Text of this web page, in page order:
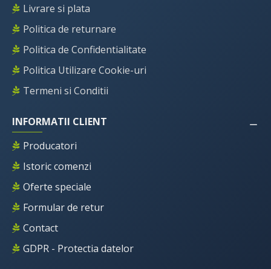
Livrare si plata
Politica de returnare
Politica de Confidentialitate
Politica Utilizare Cookie-uri
Termeni si Conditii
INFORMATII CLIENT
Producatori
Istoric comenzi
Oferte speciale
Formular de retur
Contact
GDPR - Protectia datelor